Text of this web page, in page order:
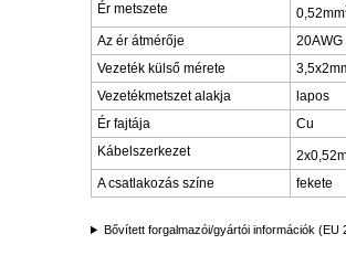
Ér metszete
0,52mm
Az ér átmérője
20AWG
Vezeték külső mérete
Vezetékmetszet alakja
lapos
Ér fajtája
Cu
Kábelszerkezet
A csatlakozás színe fekete
Bővített forgalmazói/gyártói információk (EU